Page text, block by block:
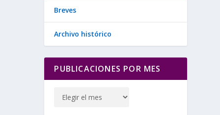
Breves
Archivo histórico
PUBLICACIONES POR MES